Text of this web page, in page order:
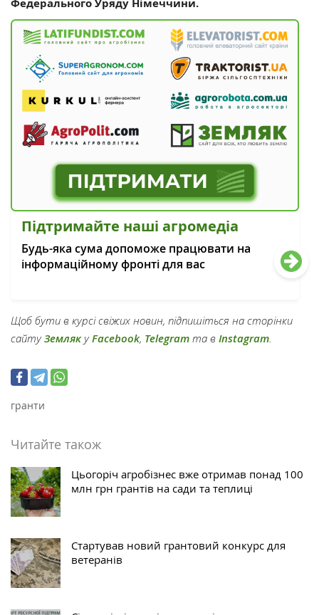
Федерального Уряду Німеччини.
Підтримайте наші агромедіа
Будь-яка сума допоможе працювати на
інформаційному фронті для вас
Щоб бути в курсі свіжих новин, підпишіться на сторінки
сайтуЗемлякуFacebook, Telegram та в Instagram.
гранти
Читайте також
Цьогоріч агробізнес вже отримав понад 100
млн грн грантів на сади та теплиці
Стартував новий грантовий конкурс для
ветеранів